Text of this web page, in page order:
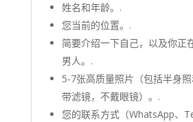
姓名和年龄。.
您当前的位置。.
简要介绍一下自己，以及你正
男人。.
5-7张高质量照片（包括半身
带滤镜，不戴眼镜）。.
您的联系方式（WhatsApp、